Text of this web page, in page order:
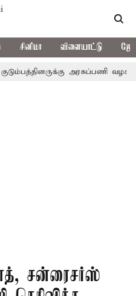
சினிமா விளையாட்டு
அரசுப்பணி வழக்கு;
சன்ரைசர்ஸ்